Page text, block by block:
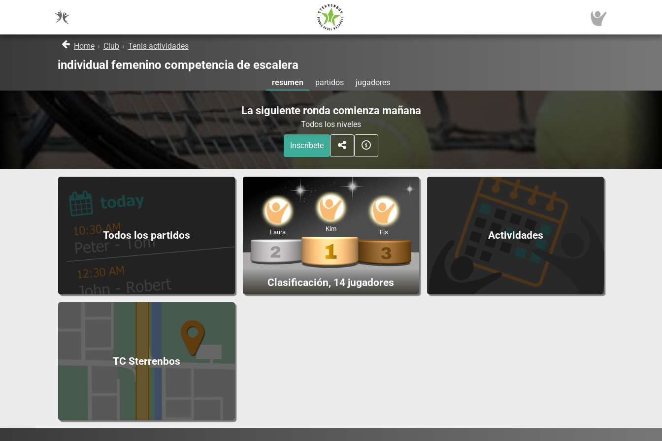
Home › Club › Tenis actividades
individual femenino competencia de escalera
resumen partidos jugadores
La siguiente ronda comienza mañana
Todos los niveles
Inscríbete
Todos los partidos
Clasificación, 14 jugadores
Kim
Laura Els Actividades
TC Sterrenbos